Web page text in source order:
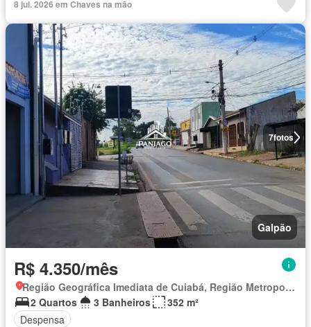
8 jul. 2026 em Chaves na mão
7fotos
Galpão
R$ 4.350/mês
Região Geográfica Imediata de Cuiabá, Região Metropolitana do Vale do Rio Cuiabá
2 Quartos
3 Banheiros
352 m²
Despensa